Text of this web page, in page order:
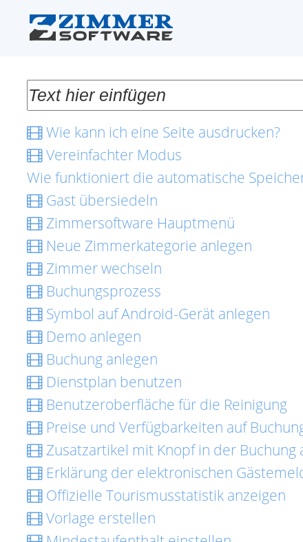
Wie kann ich eine Seite ausdrucken?
Vereinfachter Modus
Wie funktioniert die automatische
Gast übersiedeln
Zimmersoftware Hauptmenü
Neue Zimmerkategorie anlegen
Zimmer wechseln
Buchungsprozess
Symbol auf Android-Gerät anlegen
Demo anlegen
Buchung anlegen
Dienstplan benutzen
Benutzeroberfläche für die Reinigung
Preise und Verfügbarkeiten auf
Zusatzartikel mit Knopf in der Buchung
Erklärung der elektronischen
Offizielle Tourismusstatistik anzeigen
Vorlage erstellen